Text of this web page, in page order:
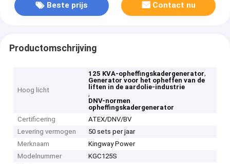
Beste prijs Contact nu
Productomschrijving
Hoog licht
125 KVA-opheffingskadergenerator,
Generator voor het opheffen van de
liften in de aardolie-industrie
,
DNV-normen
opheffingskadergenerator
Certificering
ATEX/DNV/BV
Levering vermogen
50 sets per jaar
Merknaam
Kingway Power
Modelnummer
KGC125S